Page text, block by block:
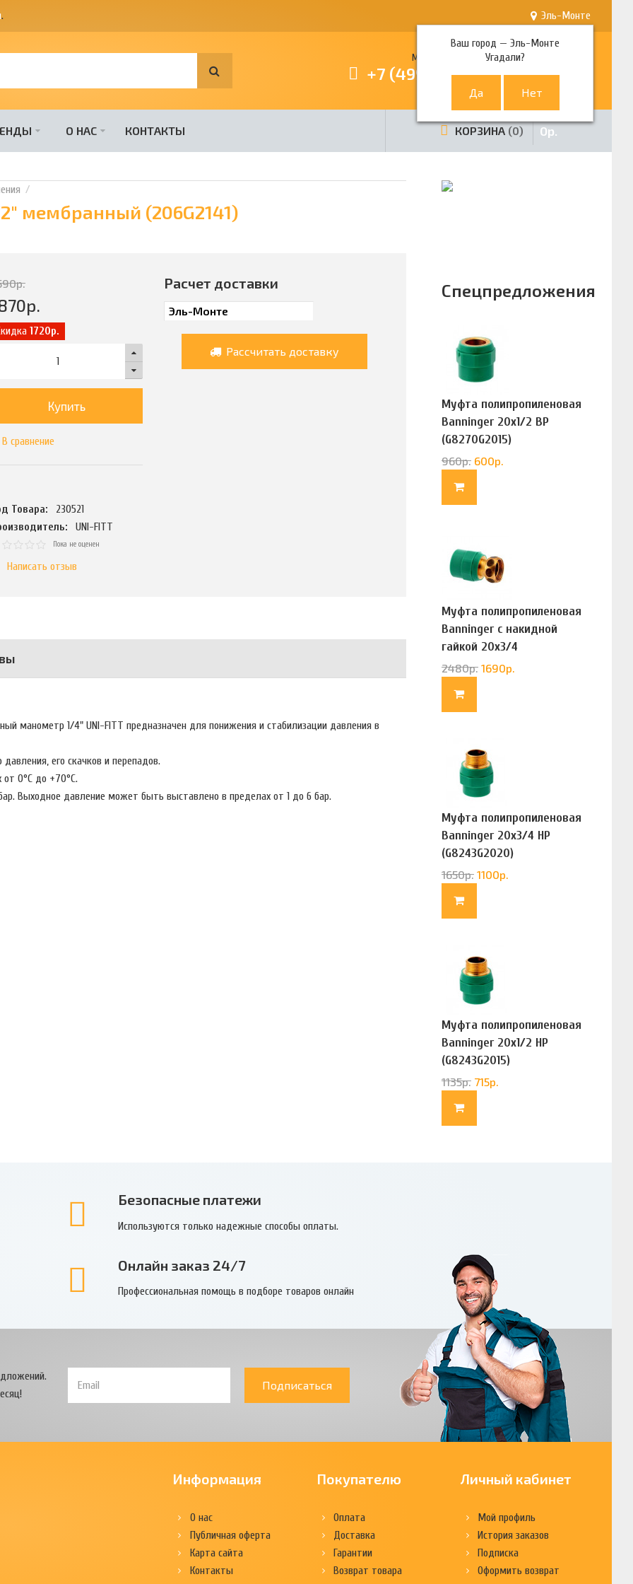
. Эль-Монте
Ваш город —Эль-Монте
Угадали?
Многоканальный телефон
+7 (499) 380-80-80
О НАС КОНТАКТЫ КОРЗИНА 0 0р.
мембранный (206G2141)
р.
р.
1720р.
Купить
В сравнение
Товара:
230521
UNI-FITT
Пока не оценен
Написать отзыв
Расчет доставки
Рассчитать доставку
манометр 1/4" UNI-FITT предназначен для понижения и стабилизации давления в
его скачков и перепадов.
0°C до +70°C.
Выходное давление может быть выставлено в пределах от 1 до 6 бар.
Спецпредложения
Муфта полипропиленовая
Banninger 20х1/2 ВР
(G8270G2015)
960р. 600р.
Муфта полипропиленовая
Banninger с накидной
гайкой 20х3/4
(G83322020)
2480р. 1690р.
Муфта полипропиленовая
Banninger 20х3/4 НР
(G8243G2020)
1650р. 1100р.
Муфта полипропиленовая
Banninger 20х1/2 НР
(G8243G2015)
1135р. 715р.
Безопасные платежи
Используются только надежные способы оплаты.
Онлайн заказ 24/7
Профессиональная помощь в подборе товаров онлайн
Подписаться
Информация
О нас
Публичная оферта
Карта сайта
Контакты
Покупателю
Оплата
Доставка
Гарантии
Возврат товара
Личный кабинет
Мой профиль
История заказов
Подписка
Оформить возврат